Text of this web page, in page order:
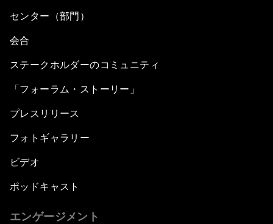
センター（部門）
会合
ステークホルダーのコミュニティ
「フォーラム・ストーリー」
プレスリリース
フォトギャラリー
ビデオ
ポッドキャスト
エンゲージメント